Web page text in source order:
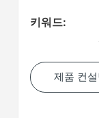
키워드:
제품 컨설